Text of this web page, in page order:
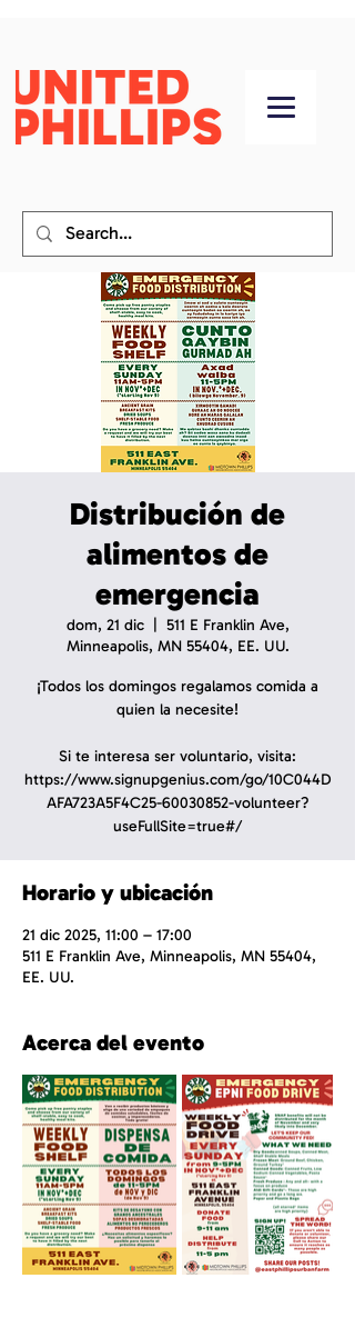
Distribución de
alimentos de
emergencia
dom, 21 dic
  |
511 E Franklin Ave,
Minneapolis, MN 55404, EE. UU.
¡Todos los domingos regalamos comida a
quien la necesite!
Si te interesa ser voluntario, visita:
https://www.signupgenius.com/go/10C044D
AFA723A5F4C25-60030852-volunteer?
useFullSite=true#/
Horario y ubicación
21 dic 2025, 11:00 – 17:00
511 E Franklin Ave, Minneapolis, MN 55404,
EE. UU.
Acerca del evento